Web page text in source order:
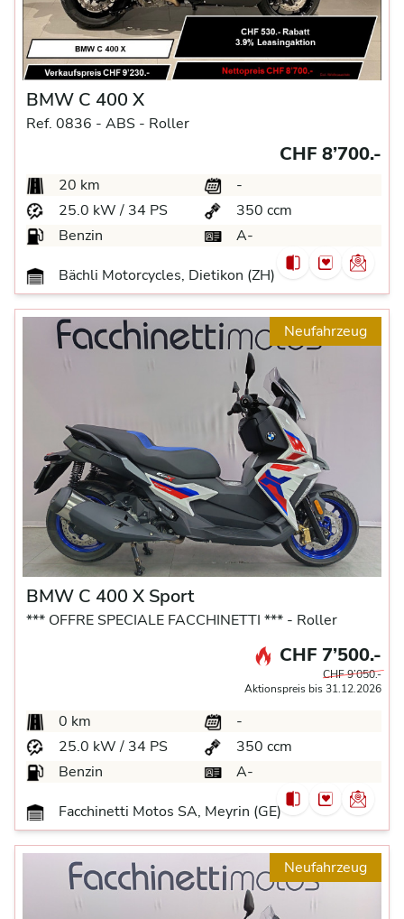
BMW C 400 X
Ref. 0836 - ABS - Roller
CHF 8’700.-
20 km
-
25.0 kW / 34 PS
350 ccm
Benzin
A-
Bächli Motorcycles, Dietikon (ZH)
Neufahrzeug
BMW C 400 X Sport
*** OFFRE SPECIALE FACCHINETTI *** - Roller
CHF 7’500.-
CHF 9’050.-
Aktionspreis bis 31.12.2026
0 km
-
25.0 kW / 34 PS
350 ccm
Benzin
A-
Facchinetti Motos SA, Meyrin (GE)
Neufahrzeug